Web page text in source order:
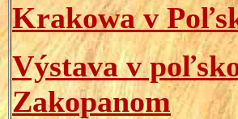
Krakowa v
Výstava v
Zakopanom